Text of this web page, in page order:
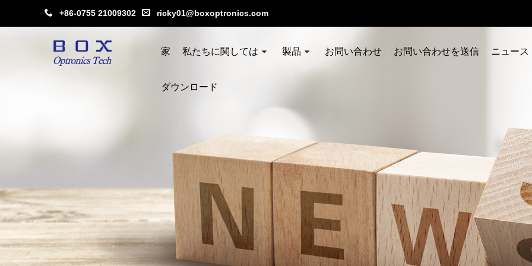
+86-0755 21009302 ricky01@boxoptronics.com
家 私たちに関しては 製品 お問い合わせ お問い合わせを送信 ニュース
ダウンロード